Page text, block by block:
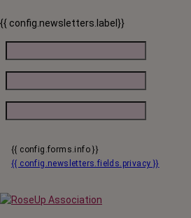
{{ config.newsletters.label}}
{{ config.forms.info }}
{{ config.newsletters.fields.privacy }}